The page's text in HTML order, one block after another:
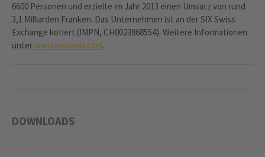
6600 Personen und erzielte im Jahr 2013 einen Umsatz von rund
3,1 Milliarden Franken. Das Unternehmen ist an der SIX Swiss
Exchange kotiert (IMPN, CH0023868554). Weitere Informationen
unterwww.implenia.com.
DOWNLOADS